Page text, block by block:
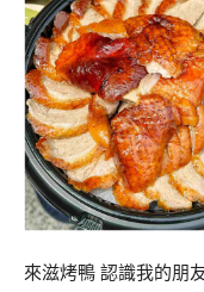
來滋烤鴨 認識我的朋